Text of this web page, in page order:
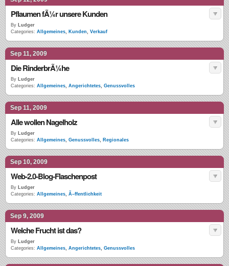
Pflaumen fÃ¼r unsere Kunden
By Ludger
Categories: Allgemeines, Kunden, Verkauf
Sep 11, 2009
Die RinderbrÃ¼he
By Ludger
Categories: Allgemeines, Angerichtetes, Genussvolles
Sep 11, 2009
Alle wollen Nagelholz
By Ludger
Categories: Allgemeines, Genussvolles, Regionales
Sep 10, 2009
Web-2.0-Blog-Flaschenpost
By Ludger
Categories: Allgemeines, Ã–ffentlichkeit
Sep 9, 2009
Welche Frucht ist das?
By Ludger
Categories: Allgemeines, Angerichtetes, Genussvolles